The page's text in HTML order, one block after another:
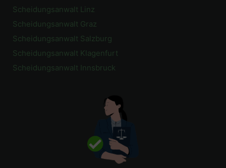
Scheidungsanwalt Linz
Scheidungsanwalt Graz
Scheidungsanwalt Salzburg
Scheidungsanwalt Klagenfurt
Scheidungsanwalt Innsbruck